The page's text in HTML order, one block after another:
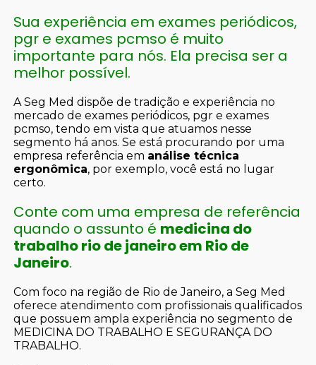
Sua experiência em exames periódicos,
pgr e exames pcmso é muito
importante para nós. Ela precisa ser a
melhor possível.
A Seg Med dispõe de tradição e experiência no
mercado de exames periódicos, pgr e exames
pcmso, tendo em vista que atuamos nesse
segmento há anos. Se está procurando por uma
empresa referência em análise técnica
ergonômica, por exemplo, você está no lugar
certo.
Conte com uma empresa de referência
quando o assunto é medicina do
trabalho rio de janeiro em Rio de
Janeiro.
Com foco na região de Rio de Janeiro, a Seg Med
oferece atendimento com profissionais qualificados
que possuem ampla experiência no segmento de
MEDICINA DO TRABALHO E SEGURANÇA DO
TRABALHO.